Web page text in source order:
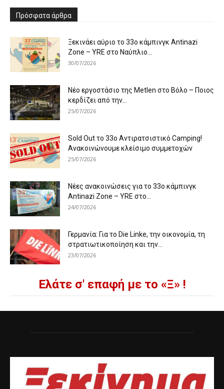
Πρόσφατα άρθρα
Ξεκινάει αύριο το 33ο κάμπινγκ Antinazi
Zone – YRE στο Ναύπλιο...
30/07/2026
Νέο εργοστάσιο της Metlen στο Βόλο – Ποιος
κερδίζει από την...
25/07/2026
Sold Out το 33ο Αντιρατσιστικό Camping!
Ανακοινώνουμε κλείσιμο συμμετοχών
25/07/2026
Νέες ανακοινώσεις για το 33ο κάμπινγκ
Antinazi Zone – YRE στο...
24/07/2026
Γερμανία: Για το Die Linke, την οικονομία, τη
στρατιωτικοποίηση και την...
23/07/2026
Ελάτε σ' επαφή με το «Ξ» !